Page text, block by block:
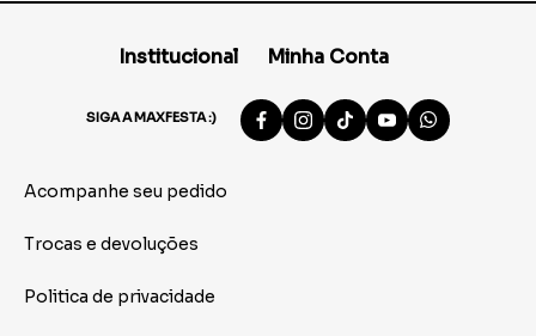
Institucional Minha Conta
SIGA A MAXFESTA :)
Acompanhe seu pedido
Trocas e devoluções
Politica de privacidade